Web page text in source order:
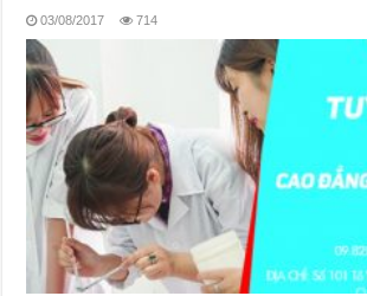
03/08/2017 714